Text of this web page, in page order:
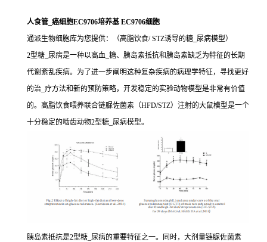
人食管_癌细胞EC9706培养基 EC9706细胞
通派生物细胞库为您提供：（高脂饮食/ STZ诱导的糖_尿病模型）
2型糖_尿病是一种以高血_糖、胰岛素抵抗和胰岛素缺乏为特征的长期
代谢紊乱疾病。为了进一步阐明这种复杂疾病的病理学特征，寻找更好
的治_疗方法和新的预防策略，开发稳定的实验动物模型是非常有价值
的。高脂饮食喂养联合链脲佐菌素（HFD/STZ）注射的大鼠模型是一个
十分稳定的啮齿动物2型糖_尿病模型。
胰岛素抵抗是2型糖_尿病的重要特征之一。同时，大剂量链脲佐菌素